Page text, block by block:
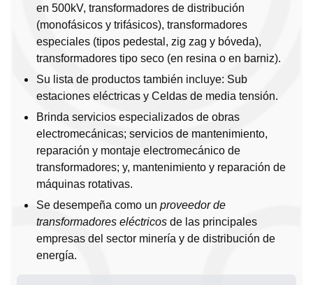
en 500kV, transformadores de distribución
(monofásicos y trifásicos), transformadores
especiales (tipos pedestal, zig zag y bóveda),
transformadores tipo seco (en resina o en barniz).
Su lista de productos también incluye: Sub
estaciones eléctricas y Celdas de media tensión.
Brinda servicios especializados de obras
electromecánicas; servicios de mantenimiento,
reparación y montaje electromecánico de
transformadores; y, mantenimiento y reparación de
máquinas rotativas.
Se desempeña como un proveedor de
transformadores eléctricos de las principales
empresas del sector minería y de distribución de
energía.